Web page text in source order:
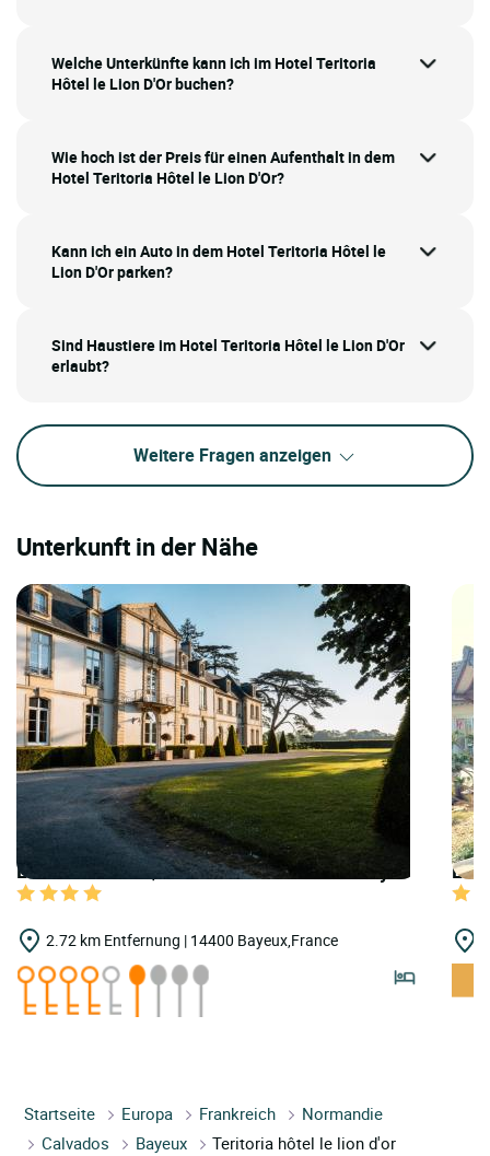
Welche Unterkünfte kann ich im Hotel Teritoria
Hôtel le Lion D'Or buchen?
Wie hoch ist der Preis für einen Aufenthalt in dem
Hotel Teritoria Hôtel le Lion D'Or?
Kann ich ein Auto in dem Hotel Teritoria Hôtel le
Lion D'Or parken?
Sind Haustiere im Hotel Teritoria Hôtel le Lion D'Or
erlaubt?
Weitere Fragen anzeigen
Unterkunft in der Nähe
LOGIS HOTELS | Teritoria Château de Sully
2.72 km Entfernung | 14400 Bayeux,France
Startseite Europa Frankreich
Normandie
Calvados
Bayeux Teritoria hôtel le lion d'or